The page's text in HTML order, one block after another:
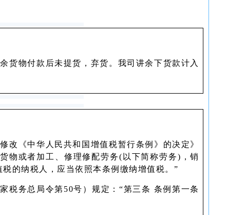
货物付款后未提货，弃货。我司讲余下货款计入
改《中华人民共和国增值税暂行条例》的决定》
物或者加工、修理修配劳务(以下简称劳务)，销
的纳税人，应当依照本条例缴纳增值税。”
税务总局令第50号）规定：“第三条 条例第一条